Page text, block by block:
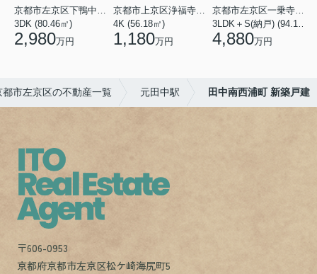
3DK (80.46㎡)
2,980万円
4K (56.18㎡)
1,180万円 4,880万円
都市左京区の不動産一覧 元田中駅 田中南西浦町 新築戸建
〒606-0953
京都府京都市左京区松ケ崎海尻町5